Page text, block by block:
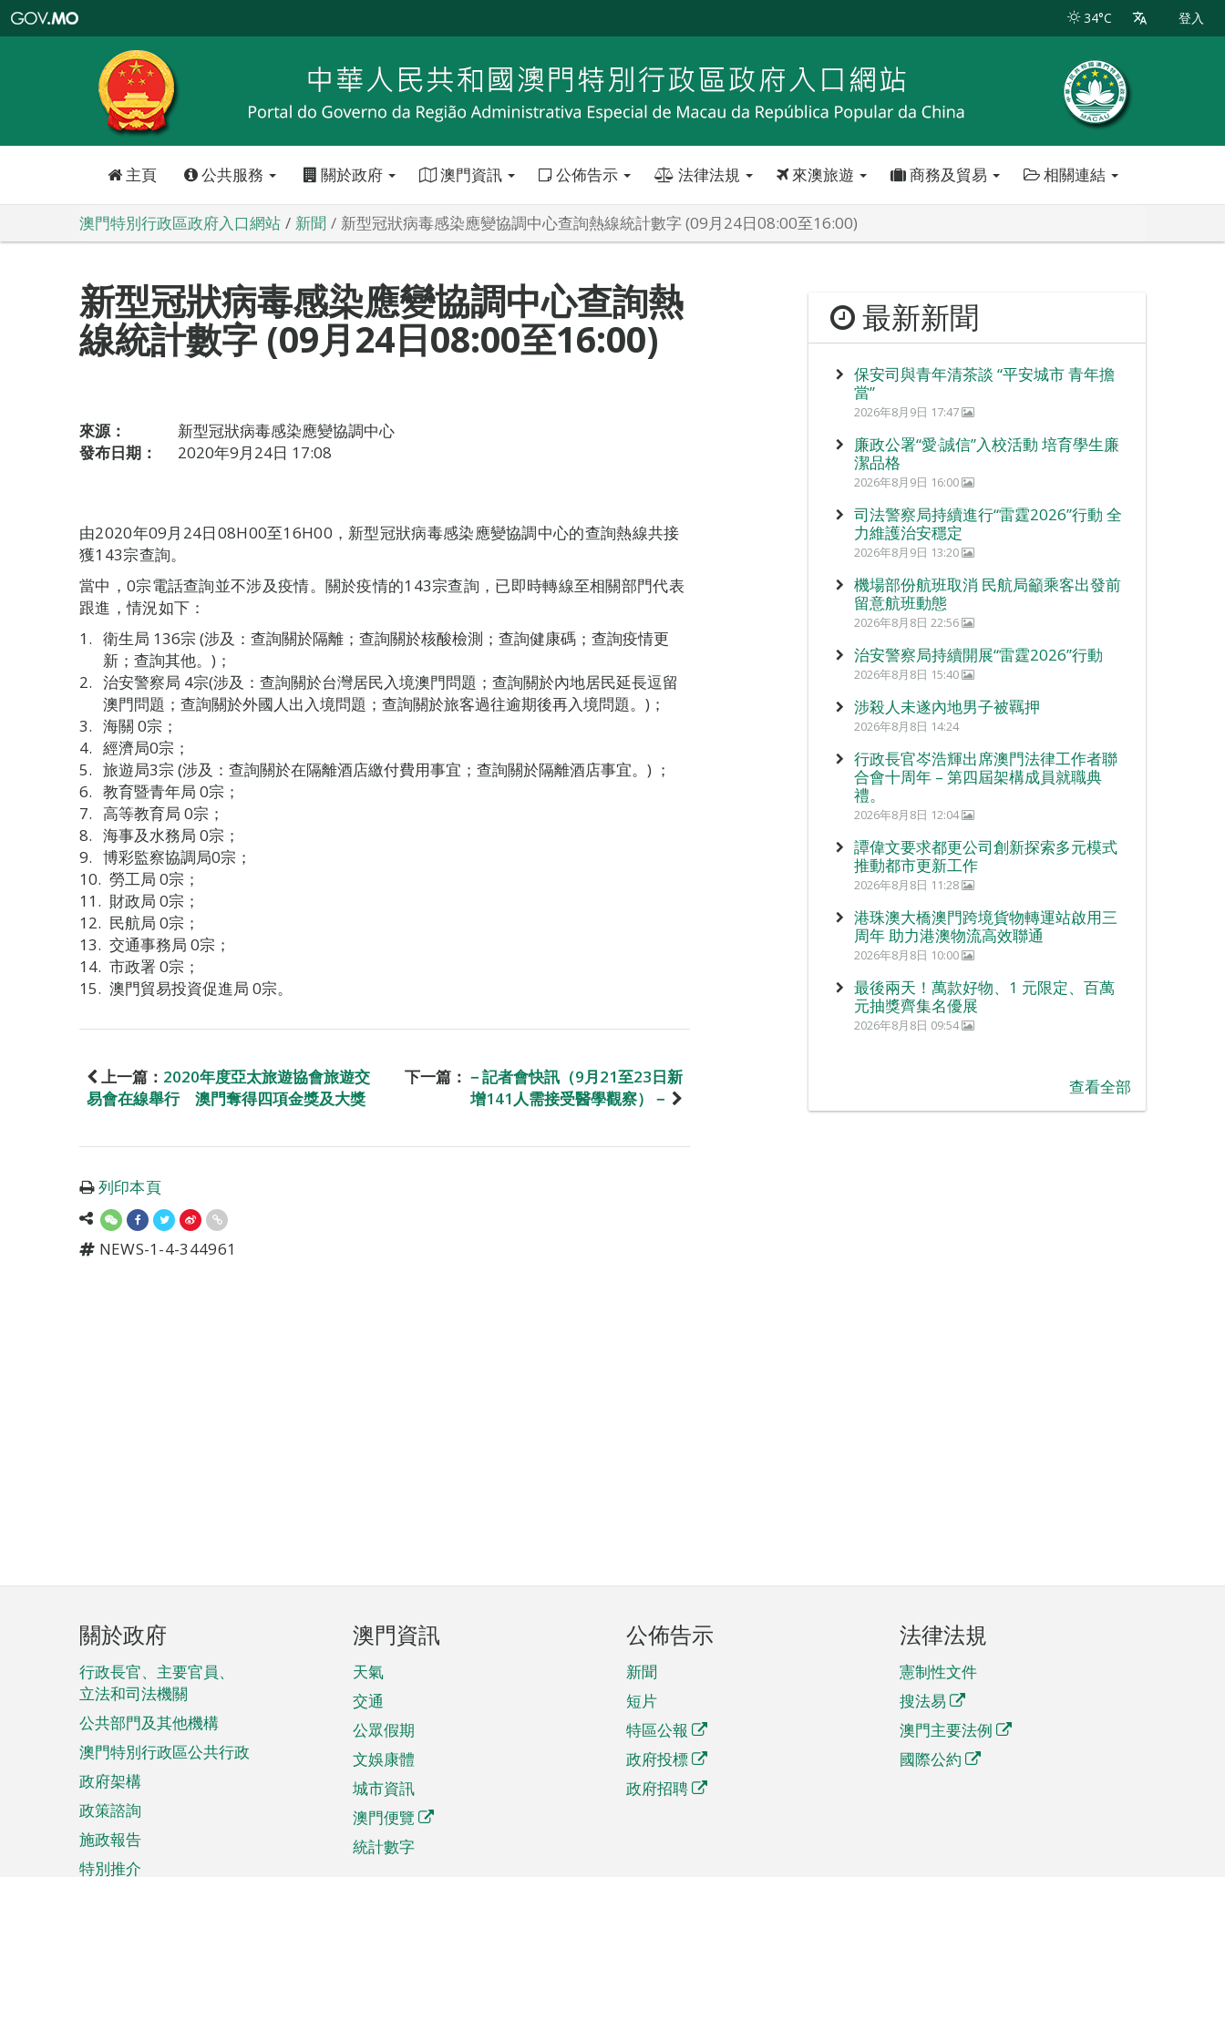
特
政
區
政
口
34°C 登入
主頁 公共服務 關於政府 澳門資訊 公佈告示 法律法規 來澳旅遊 商務及貿易 相關連結
澳門特別行政區政府入口網站 新聞 新型冠狀病毒感染應變協調中心查詢熱線統計數字 (09月24日08:00至16:00)
新型冠狀病毒感染應變協調中心查詢熱
線統計數字 (09月24日08:00至16:00)
來源：
新型冠狀病毒感染應變協調中心
發布日期：
2020年9月24日 17:08
由2020年09月24日08H00至16H00，新型冠狀病毒感染應變協調中心的查詢熱線共接
獲143宗查詢。
當中，0宗電話查詢並不涉及疫情。關於疫情的143宗查詢，已即時轉線至相關部門代表
跟進，情況如下：
衛生局 136宗 (涉及：查詢關於隔離；查詢關於核酸檢測；查詢健康碼；查詢疫情更
新；查詢其他。)；
治安警察局 4宗(涉及：查詢關於台灣居民入境澳門問題；查詢關於內地居民延長逗留
澳門問題；查詢關於外國人出入境問題；查詢關於旅客過往逾期後再入境問題。)；
海關 0宗；
經濟局0宗；
旅遊局3宗 (涉及：查詢關於在隔離酒店繳付費用事宜；查詢關於隔離酒店事宜。) ；
教育暨青年局 0宗；
高等教育局 0宗；
海事及水務局 0宗；
博彩監察協調局0宗；
勞工局 0宗；
財政局 0宗；
民航局 0宗；
交通事務局 0宗；
市政署 0宗；
澳門貿易投資促進局 0宗。
上一篇： 2020年度亞太旅遊協會旅遊交
易會在線舉行 澳門奪得四項金獎及大獎
下一篇： －記者會快訊（9月21至23日新
增141人需接受醫學觀察）－
列印本頁
NEWS-1-4-344961
最新新聞
保安司與青年清茶談 “平安城市 青年擔
當”
2026年8月9日 17:47
廉政公署“愛‧誠信”入校活動 培育學生廉
潔品格
2026年8月9日 16:00
司法警察局持續進行“雷霆2026”行動 全
力維護治安穩定
2026年8月9日 13:20
機場部份航班取消 民航局籲乘客出發前
留意航班動態
2026年8月8日 22:56
治安警察局持續開展“雷霆2026”行動
2026年8月8日 15:40
涉殺人未遂內地男子被羈押
2026年8月8日 14:24
行政長官岑浩輝出席澳門法律工作者聯
合會十周年 – 第四屆架構成員就職典
禮。
2026年8月8日 12:04
譚偉文要求都更公司創新探索多元模式
推動都市更新工作
2026年8月8日 11:28
港珠澳大橋澳門跨境貨物轉運站啟用三
周年 助力港澳物流高效聯通
2026年8月8日 10:00
最後兩天！萬款好物、1 元限定、百萬
元抽獎齊集名優展
2026年8月8日 09:54
查看全部
頁
腳
菜
單
關於政府
行政長官、主要官員、
立法和司法機關
公共部門及其他機構
澳門特別行政區公共行政
政府架構
政策諮詢
施政報告
特別推介
澳門資訊
天氣
交通
公眾假期
文娛康體
城市資訊
澳門便覽
統計數字
公佈告示
新聞
短片
特區公報
政府投標
政府招聘
法律法規
憲制性文件
搜法易
澳門主要法例
國際公約